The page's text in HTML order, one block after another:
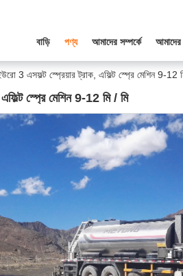
বাড়ি পণ্য আমাদের সম্পর্কে
3 এসফল্ট স্প্রেয়ার ট্রাক, এফিল্ট স্প্রে মেশিন 9-12
স্প্রে মেশিন 9-12 মি / মি